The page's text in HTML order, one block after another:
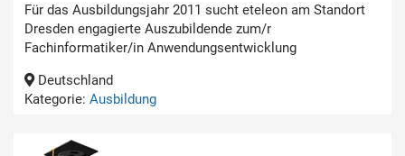
Für das Ausbildungsjahr 2011 sucht eteleon am Standort
Dresden engagierte Auszubildende zum/r
Fachinformatiker/in Anwendungsentwicklung
Deutschland
Kategorie: Ausbildung